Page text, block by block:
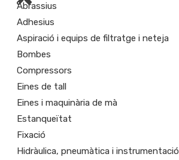
Abrassius
Adhesius
Aspiració i equips de filtratge i neteja
Bombes
Compressors
Eines de tall
Eines i maquinària de mà
Estanqueïtat
Fixació
Hidràulica, pneumàtica i instrumentació